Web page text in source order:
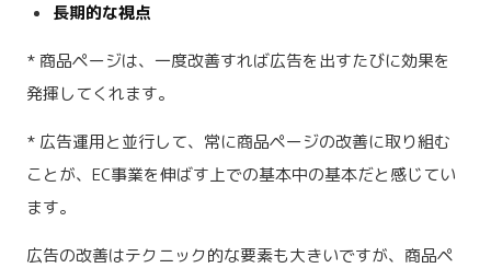
長期的な視点
* 商品ページは、一度改善すれば広告を出すたびに効果を
発揮してくれます。
* 広告運用と並行して、常に商品ページの改善に取り組む
ことが、EC事業を伸ばす上での基本中の基本だと感じてい
ます。
広告の改善はテクニック的な要素も大きいですが、商品ペ